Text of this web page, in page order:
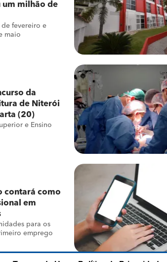
milhão de
de fevereiro e
maio
da
de Niterói
(20)
e Ensino
contará como
em
para os
emprego